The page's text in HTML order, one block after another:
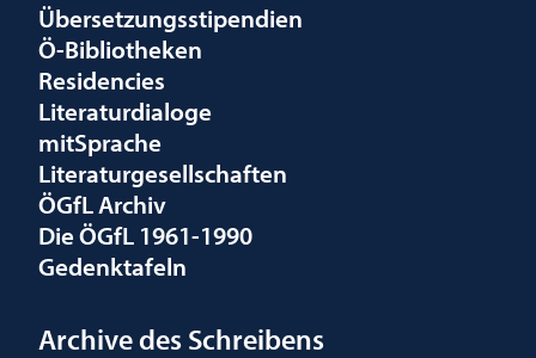
Übersetzungsstipendien
Ö-Bibliotheken
Residencies
Literaturdialoge
mitSprache
Literaturgesellschaften
ÖGfL Archiv
Die ÖGfL 1961-1990
Gedenktafeln
Archive des Schreibens